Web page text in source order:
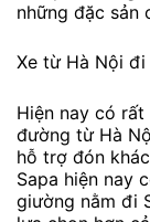
những đặc sản
Xe từ Hà Nội đi
Hiện nay có
đường từ Hà
hỗ trợ đón
Sapa hiện nay
giường nằm đi